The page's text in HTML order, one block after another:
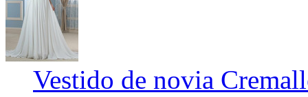
Vestido de novia